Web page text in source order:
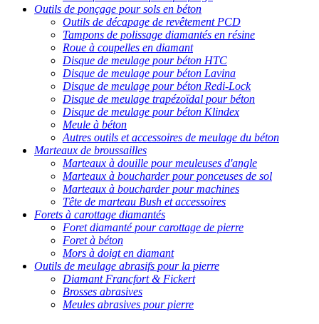
Outils de ponçage pour sols en béton
Outils de décapage de revêtement PCD
Tampons de polissage diamantés en résine
Roue à coupelles en diamant
Disque de meulage pour béton HTC
Disque de meulage pour béton Lavina
Disque de meulage pour béton Redi-Lock
Disque de meulage trapézoïdal pour béton
Disque de meulage pour béton Klindex
Meule à béton
Autres outils et accessoires de meulage du béton
Marteaux de broussailles
Marteaux à douille pour meuleuses d'angle
Marteaux à boucharder pour ponceuses de sol
Marteaux à boucharder pour machines
Tête de marteau Bush et accessoires
Forets à carottage diamantés
Foret diamanté pour carottage de pierre
Foret à béton
Mors à doigt en diamant
Outils de meulage abrasifs pour la pierre
Diamant Francfort & Fickert
Brosses abrasives
Meules abrasives pour pierre